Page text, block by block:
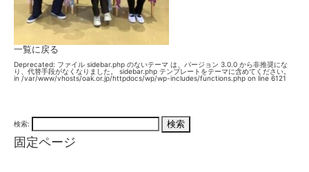
一覧に戻る
Deprecated: ファイル sidebar.php のないテーマ は、バージョン 3.0.0 から非推奨にな
り、代替手段がなくなりました。 sidebar.php テンプレートをテーマに含めてください。
in /var/www/vhosts/oak.or.jp/httpdocs/wp/wp-includes/functions.php on line 6121
検索:
固定ページ